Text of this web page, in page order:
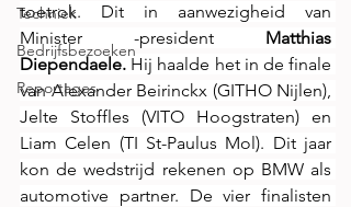
Techniek
Bedrijfsbezoeken
Reportages
toetrok. Dit in aanwezigheid van
Minister -president Matthias
Diependaele. Hij haalde het in de finale
van Alexander Beirinckx (GITHO Nijlen),
Jelte Stoffles (VITO Hoogstraten) en
Liam Celen (TI St-Paulus Mol). Dit jaar
kon de wedstrijd rekenen op BMW als
automotive partner. De vier finalisten